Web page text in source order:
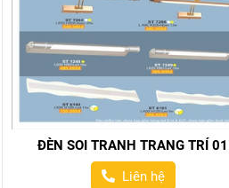
ĐÈN SOI TRANH TRANG TRÍ 01
Liên hệ